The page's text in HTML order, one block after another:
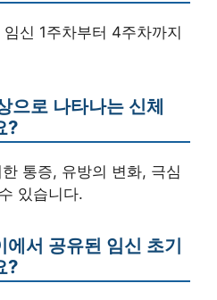
신 1주차부터 4주차까지
으로 나타나는 신체
?
통증, 유방의 변화, 극심
있습니다.
서 공유된 임신 초기
?